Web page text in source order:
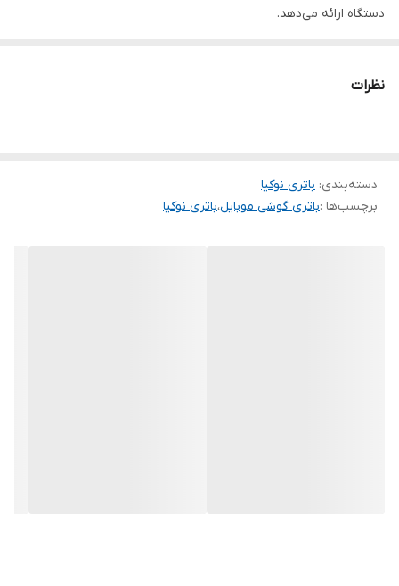
دستگاه ارائه می‌دهد.
ویژگی‌های محصول:
کیفیت 100 درصد اصلی و اورجینال
نظرات
دسته‌بندی: باتری نوکیا
برچسب‌ها :باتری گوشی موبایل،باتری نوکیا